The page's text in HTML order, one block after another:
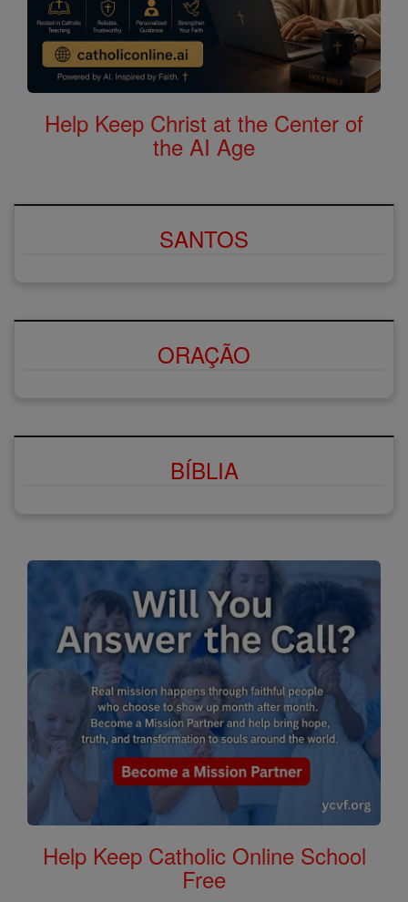
Help Keep Christ at the Center of
the AI Age
SANTOS
ORAÇÃO
BÍBLIA
Help Keep Catholic Online School
Free